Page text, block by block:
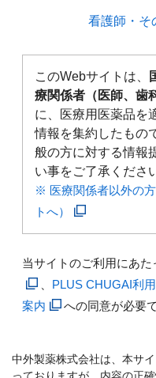
看護師・そ
このWebサイトは、
療関係者（医師、歯
に、医療用医薬品を
情報を集約したもの
般の方に対する情報
い事をご了承くださ
※ 医療関係者以外の
トへ）
当サイトのご利用にあた
PLUS CHUGAI利
案内
への同意が必要で
中外製薬株式会社は、本サ
っておりますが、内容の正